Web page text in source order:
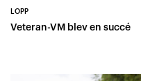
LOPP
Veteran-VM blev en succé